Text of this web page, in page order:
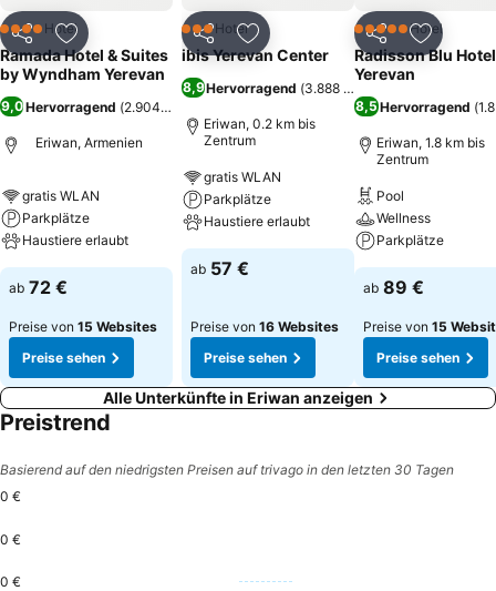
Teilen Zu Favoriten hinzufügen
4 SterneHotel
Ramada Hotel & Suites
by Wyndham Yerevan
9,0Hervorragend (2.904 Bewertungen
Eriwan, Armenien
gratis WLAN
Parkplätze
Haustiere erlaubt
ab 72 €
Preise von 15 Websites
Preise sehen
Teilen Zu Favoriten hinzufügen
3 SterneHotel
ibis Yerevan Center
8,9Hervorragend (3.888 Bewertungen
Eriwan, 0.2 km bis
Zentrum
gratis WLAN
Parkplätze
Haustiere erlaubt
ab 57 €
Preise von 16 Websites
Preise sehen
Teilen Zu
5 Sterne Hotel
Radisson Blu
Yerevan
8,5Hervorragend (
Eriwan, 1.8 km bis
Zentrum
Pool
Wellness
Parkplätze
ab 89 €
Preise von 15
Preise sehen
Alle Unterkünfte in Eriwan anzeigen
Preistrend
Basierend auf den niedrigsten Preisen auf trivago in den letzten 30 Tagen
0 €
0 €
0 €